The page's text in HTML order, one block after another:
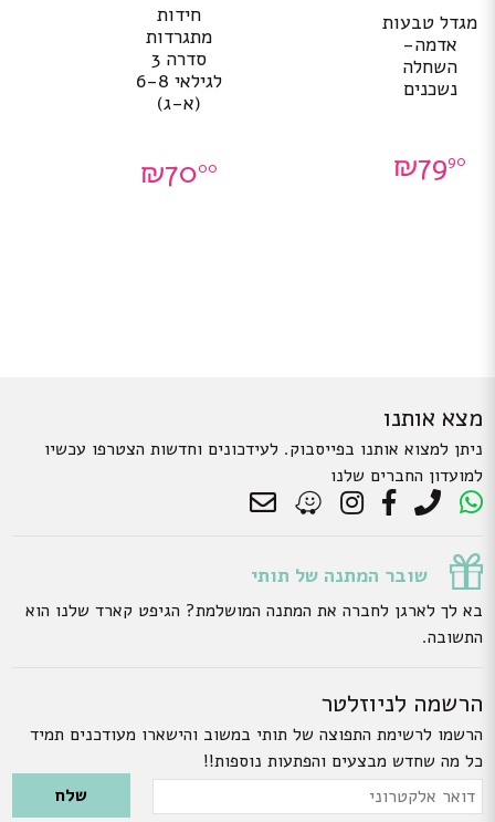
מגדל טבעות
אדמה-
השחלה
נשכנים
₪7990
חידות
מתגרדות
סדרה 3
לגילאי 6-8
(א-ג)
₪7000
מצא אותנו
ניתן למצוא אותנו בפייסבוק. לעידכונים וחדשות הצטרפו עכשיו
למועדון החברים שלנו
שובר המתנה של תותי
בא לך לארגן לחברה את המתנה המושלמת? הגיפט קארד שלנו הוא
התשובה.
הרשמה לניוזלטר
הרשמו לרשימת התפוצה של תותי במשוב והישארו מעודכנים תמיד
כל מה שחדש מבצעים והפתעות נוספות!!
Please leave this field empty.